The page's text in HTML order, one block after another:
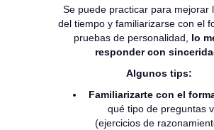
Se puede practicar para mejorar
del tiempo y familiarizarse con el
pruebas de personalidad, lo
responder con
Algunos tips:
Familiarizarte con el
qué tipo de preguntas
(ejercicios de